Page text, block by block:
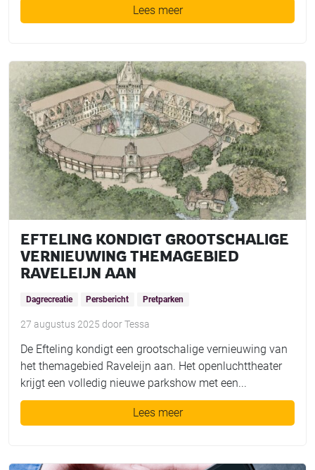
Lees meer
EFTELING KONDIGT GROOTSCHALIGE
VERNIEUWING THEMAGEBIED
RAVELEIJN AAN
Dagrecreatie Persbericht Pretparken
27 augustus 2025 doorTessa
De Efteling kondigt een grootschalige vernieuwing van
het themagebied Raveleijn aan. Het openluchttheater
krijgt een volledig nieuwe parkshow met een...
Lees meer